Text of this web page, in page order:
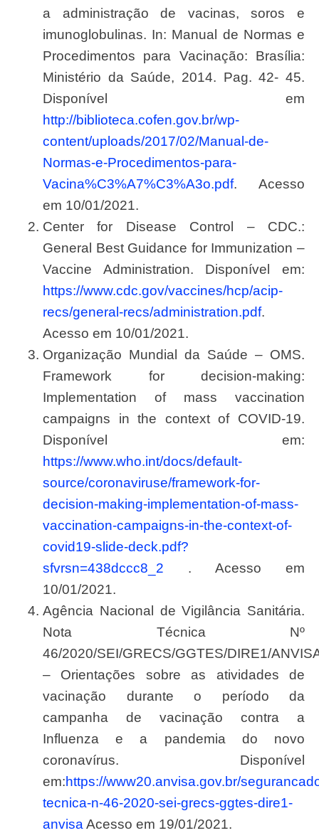
a administração de vacinas, soros e
imunoglobulinas. In: Manual de Normas e
Procedimentos para Vacinação: Brasília:
Ministério da Saúde, 2014. Pag. 42- 45.
Disponível em
http://biblioteca.cofen.gov.br/wp-
content/uploads/2017/02/Manual-de-
Normas-e-Procedimentos-para-
Vacina%C3%A7%C3%A3o.pdf. Acesso
em 10/01/2021.
Center for Disease Control – CDC.:
General Best Guidance for Immunization –
Vaccine Administration. Disponível em:
https://www.cdc.gov/vaccines/hcp/acip-
recs/general-recs/administration.pdf.
Acesso em 10/01/2021.
Organização Mundial da Saúde – OMS.
Framework for decision-making:
Implementation of mass vaccination
campaigns in the context of COVID-19.
Disponível em:
https://www.who.int/docs/default-
source/coronaviruse/framework-for-
decision-making-implementation-of-mass-
vaccination-campaigns-in-the-context-of-
covid19-slide-deck.pdf?
sfvrsn=438dccc8_2 . Acesso em
10/01/2021.
Agência Nacional de Vigilância Sanitária.
Nota Técnica Nº
46/2020/SEI/GRECS/GGTES/DIRE1/
– Orientações sobre as atividades de
vacinação durante o período da
campanha de vacinação contra a
Influenza e a pandemia do novo
coronavírus. Disponível
em:https://www20.anvisa.gov.br/
tecnica-n-46-2020-sei-grecs-ggtes-dire1-
anvisa Acesso em 19/01/2021.